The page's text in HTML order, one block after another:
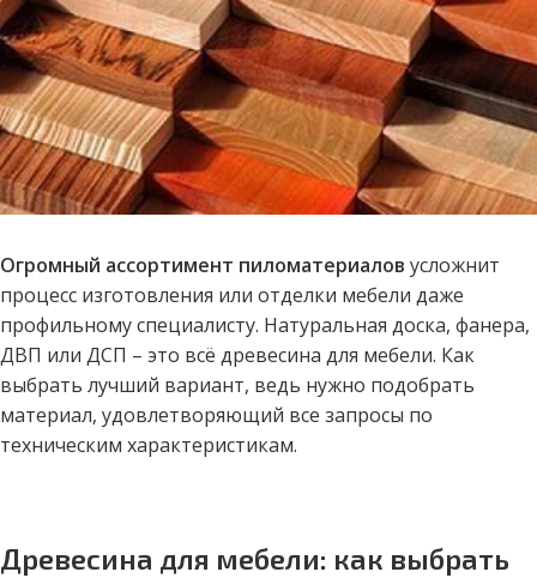
Огромный ассортимент пиломатериалов усложнит
процесс изготовления или отделки мебели даже
профильному специалисту. Натуральная доска, фанера,
ДВП или ДСП – это всё древесина для мебели. Как
выбрать лучший вариант, ведь нужно подобрать
материал, удовлетворяющий все запросы по
техническим характеристикам.
Древесина для мебели: как выбрать